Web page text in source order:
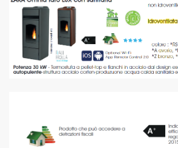
di calore